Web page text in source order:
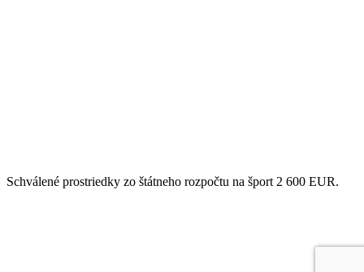
Schválené prostriedky zo štátneho rozpočtu na šport 2 600 EUR.